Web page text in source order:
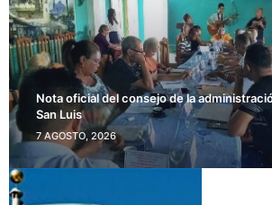
Nota oficial del consejo de la
San Luis
7 AGOSTO, 2026